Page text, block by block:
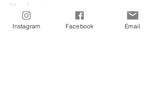
Meer lezen >
Instagram Facebook Email